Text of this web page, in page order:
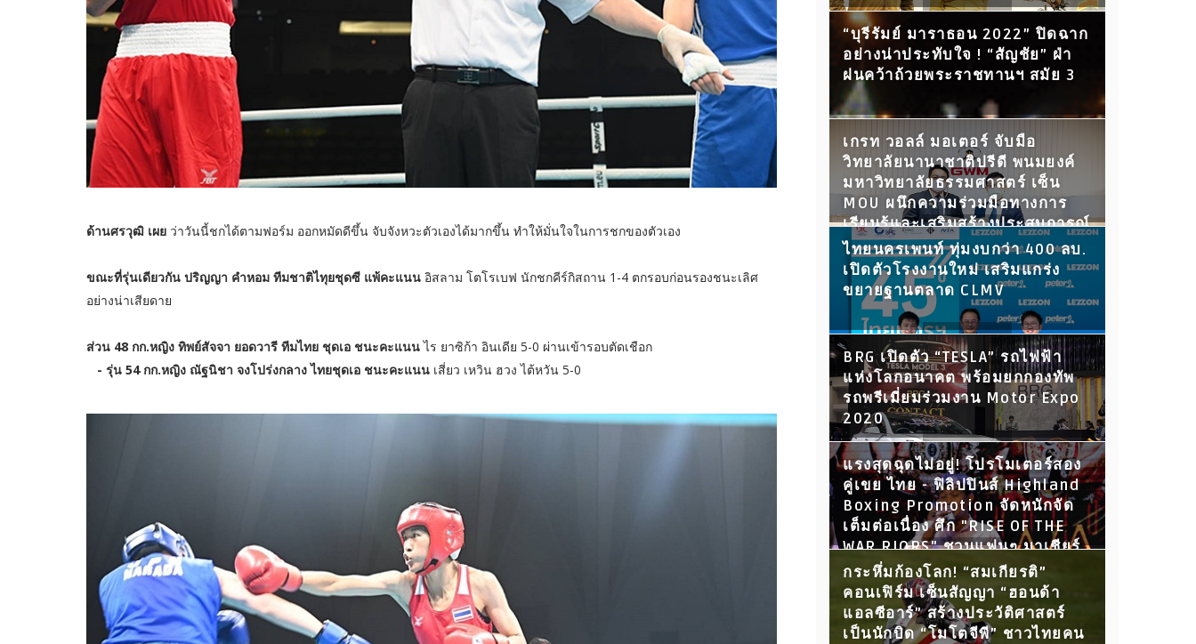
ด้านศรวุฒิ เผย ว่าวันนี้ชกได้ตามฟอร์ม ออกหมัดดีขึ้น จับจังหวะตัวเองได้มากขึ้น ทำให้มั่นใจในการชกของตัวเอง
ขณะที่รุ่นเดียวกัน ปริญญา คำหอม ทีมชาติไทุยชุดซี แพ้คะแนน อิสลาม โตโรเบฟ นักชกคีร์กิสถาน 1-4 ตกรอบก่อนรองชนะเลิศ
อย่างน่าเสียดาย
ส่วน 48 กก.หญิง ทิพย์สัจจา ยอดวารี ทีมไทย ชุดเอ ชนะคะแนนไร ยาซิก้า อินเดีย 5-0 ผ่านเข้ารอบตัดเชือก
- รุ่น 54 กก.หญิง ณัฐนิชา จงโปร่งกลาง ไทยชุดเอ ชนะคะแนน เสี่ยว เหวิน ฮวง ไต้หวัน 5-0
“บุรีรัมย์ มาราธอน 2022” ปิดฉาก
อย่างน่าประทับใจ ! “สัญชัย” ฝ่า
ฝนคว้าถ้วยพระราชทานฯ สมัย 3
เกรท วอลล์ มอเตอร์ จับมือ
วิทยาลัยนานาชาติปรีดี พนมยงค์
มหาวิทยาลัยธรรมศาสตร์ เซ็น
MOU ผนึกความร่วมมือทางการ
เรียนรู้และเสริมสร้างประสบการณ์
ให้นักศึกษา พร้อมเปิดประตูสู่โลก
การทำงานในอนาคต
ไทยนครเพนท์ ทุ่มงบกว่า 400 ลบ.
เปิดตัวโรงงานใหม่ เสริมแกร่ง
ขยายฐานตลาด CLMV
BRG เปิดตัว “TESLA” รถไฟฟ้า
แห่งโลกอนาคต พร้อมยกกองทัพ
รถพรีเมี่ยมร่วมงาน Motor Expo
2020
แรงสุดฉุดไม่อยู่! โปรโมเตอร์สอง
คู่เขย ไทย - ฟิลิปปินส์ Highland
Boxing Promotion จัดหนักจัด
เต็มต่อเนื่อง ศึก "RISE OF THE
WAR RIORS" ชวนแฟนๆ มาเชียร์
กับ 15 คู่ขุนพลนักสู้ ห้ามพลาด!
กระหึ่มก้องโลก! “สมเกียรติ”
คอนเฟิร์ม เซ็นสัญญา “ฮอนด้า
แอลซีอาร์” สร้างประวัติศาสตร์
เป็นนักบิด “โมโตจีพี” ชาวไทยคน